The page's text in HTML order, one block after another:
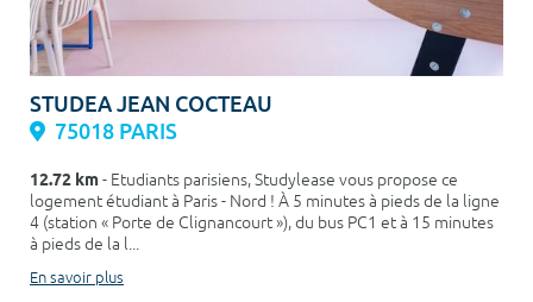
STUDEA JEAN COCTEAU
75018 PARIS
12.72 km- Etudiants parisiens, Studylease vous propose ce
logement étudiant à Paris - Nord ! À 5 minutes à pieds de la ligne
4 (station « Porte de Clignancourt »), du bus PC1 et à 15 minutes
à pieds de la l...
En savoir plus